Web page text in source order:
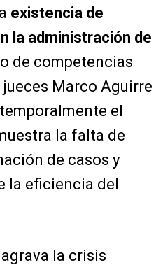
existencia de
la administración de
de competencias
Marco Aguirre
el
la falta de
de casos y
la eficiencia del
la crisis